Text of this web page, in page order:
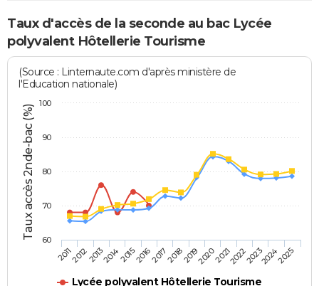
Taux d'accès de la seconde au bac Lycée
polyvalent Hôtellerie Tourisme
Taux accès 2nde-bac (%)
(Source : Linternaute.com d'après ministère de
l'Education nationale)
Lycée polyvalent Hôtellerie Tourisme
201120122013201420152016201720182019202020212022202320242025
60
70
80
90
100